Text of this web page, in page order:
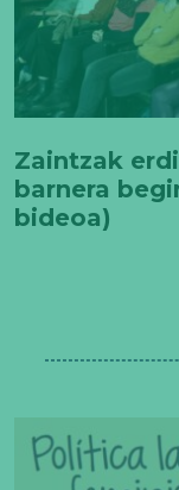
Zaintzak
barnera
bideoa)